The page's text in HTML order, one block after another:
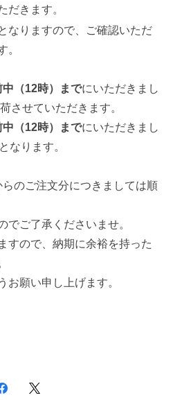
だきます。
なりますので、ご確認いただ
。
（12時） までにいただきまし
させていただきます。
（12時）までにいただきまし
なります。
らのご注文分につきましては順
でご了承くださいませ。
すので、納期に余裕を持った
お願い申し上げます。